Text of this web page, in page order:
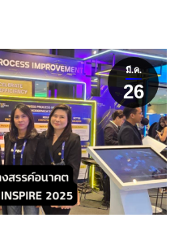
มี.ค.
26